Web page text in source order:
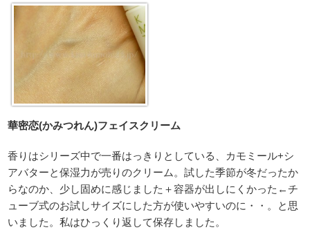
華密恋(かみつれん)フェイスクリーム
香りはシリーズ中で一番はっきりとしている、カモミール+シ
アバターと保湿力が売りのクリーム。試した季節が冬だったか
らなのか、少し固めに感じました＋容器が出しにくかった←チ
ューブ式のお試しサイズにした方が使いやすいのに・・。と思
いました。私はひっくり返して保存しました。